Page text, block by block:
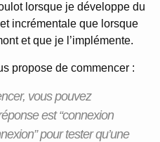
lorsque je développe du
incrémentale que lorsque
et que je l’implémente.
propose de commencer :
vous pouvez
est “connexion
pour tester qu’une